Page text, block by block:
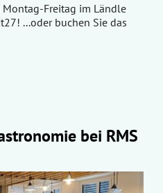
Freitag im Ländle
...oder buchen Sie das
bei RMS